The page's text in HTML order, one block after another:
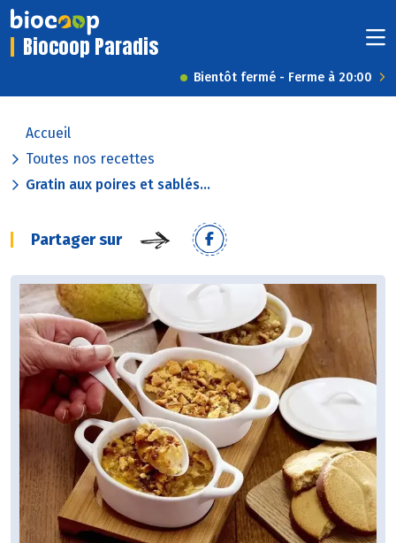
Biocoop Paradis
Bientôt fermé - Ferme à 20:00
Accueil
Toutes nos recettes
Gratin aux poires et sablés...
Partager sur